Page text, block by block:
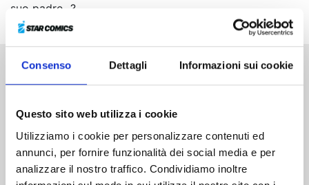
Consenso Dettagli Informazioni sui cookie
Questo sito web utilizza i cookie
Utilizziamo i cookie per personalizzare contenuti ed
annunci, per fornire funzionalità dei social media e per
analizzare il nostro traffico. Condividiamo inoltre
suo padre...?
Altri volumi della serie